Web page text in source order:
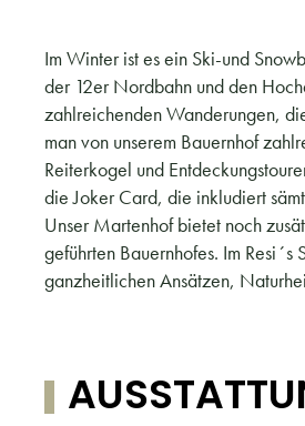
Im Winter ist es ein Ski-und
der 12er Nordbahn und den
zahlreichenden Wanderungen,
man von unserem Bauernhof
Reiterkogel und
die Joker Card, die inkludiert
Unser Martenhof bietet noch
geführten Bauernhofes. Im
ganzheitlichen Ansätzen,